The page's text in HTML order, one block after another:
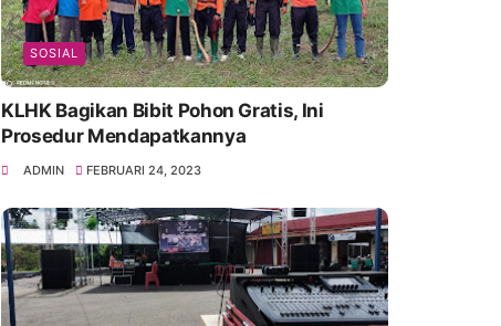
SOSIAL
KLHK Bagikan Bibit Pohon Gratis, Ini
Prosedur Mendapatkannya
ADMIN FEBRUARI 24, 2023